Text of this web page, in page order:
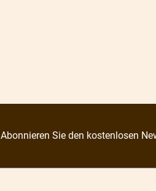
Abonnieren Sie den kostenlosen